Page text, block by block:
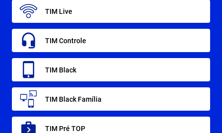
TIM Live
TIM Controle
TIM Black
TIM Black Família
TIM Pré TOP